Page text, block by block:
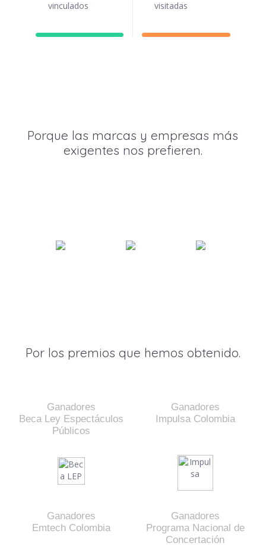
vinculados
visitadas
Porque las marcas y empresas más
exigentes nos prefieren.
Por los premios que hemos obtenido.
Ganadores
Beca Ley Espectáculos
Públicos
Ganadores
Impulsa Colombia
Ganadores
Emtech Colombia
Ganadores
Programa Nacional de
Concertación